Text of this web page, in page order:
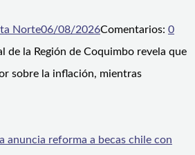
Norte06/08/2026Comentarios: 0
de la Región de Coquimbo revela que
sobre la inflación, mientras